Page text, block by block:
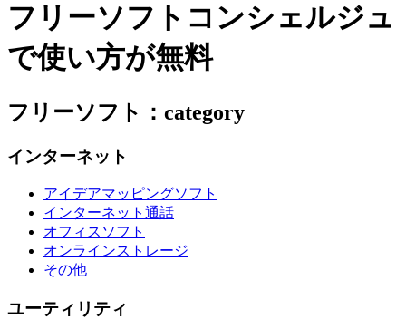
フリーソフトコンシェルジュ
で使い方が無料
フリーソフト：category
インターネット
アイデアマッピングソフト
インターネット通話
オフィスソフト
オンラインストレージ
その他
ユーティリティ